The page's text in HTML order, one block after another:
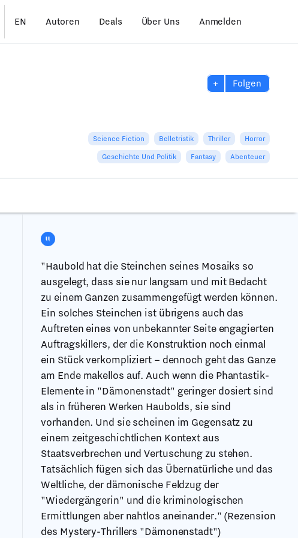
EN Autoren Deals Über Uns Anmelden
+ Folgen
Science Fiction Belletristik Thriller Horror
Geschichte Und Politik Fantasy Abenteuer
"Haubold hat die Steinchen seines Mosaiks so
ausgelegt, dass sie nur langsam und mit Bedacht
zu einem Ganzen zusammengefügt werden können.
Ein solches Steinchen ist übrigens auch das
Auftreten eines von unbekannter Seite engagierten
Auftragskillers, der die Konstruktion noch einmal
ein Stück verkompliziert – dennoch geht das Ganze
am Ende makellos auf. Auch wenn die Phantastik-
Elemente in "Dämonenstadt" geringer dosiert sind
als in früheren Werken Haubolds, sie sind
vorhanden. Und sie scheinen im Gegensatz zu
einem zeitgeschichtlichen Kontext aus
Staatsverbrechen und Vertuschung zu stehen.
Tatsächlich fügen sich das Übernatürliche und das
Weltliche, der dämonische Feldzug der
"Wiedergängerin" und die kriminologischen
Ermittlungen aber nahtlos aneinander." (Rezension
des Mystery-Thrillers "Dämonenstadt")